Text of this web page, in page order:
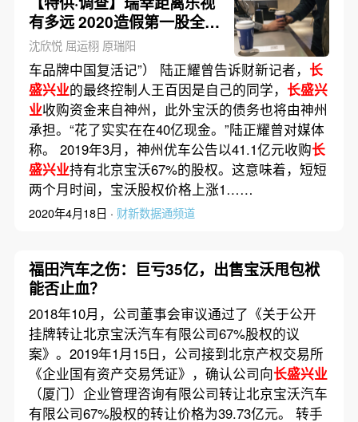
有多远 2020造假第一股全调
查
沈欣悦 屈运栩 原瑞阳
车品牌中国复活记”） 陆正耀曾告诉财新记者， 长
盛兴业的最终控制人王百因是自己的同学， 长盛兴
业收购资金来自神州，此外宝沃的债务也将由神州
承担。“花了实实在在40亿现金。”陆正耀曾对媒体
称。 2019年3月，神州优车公告以41.1亿元收购长
盛兴业持有北京宝沃67%的股权。这意味着，短短
两个月时间，宝沃股权价格上涨1……
2020年4月18日 · 财新数据通频道
福田汽车之伤：巨亏35亿，出售宝沃甩包袱
能否止血？
2018年10月，公司董事会审议通过了《关于公开
挂牌转让北京宝沃汽车有限公司67%股权的议
案》。2019年1月15日，公司接到北京产权交易所
《企业国有资产交易凭证》，确认公司向长盛兴业
（厦门）企业管理咨询有限公司转让北京宝沃汽车
有限公司67%股权的转让价格为39.73亿元。 转手